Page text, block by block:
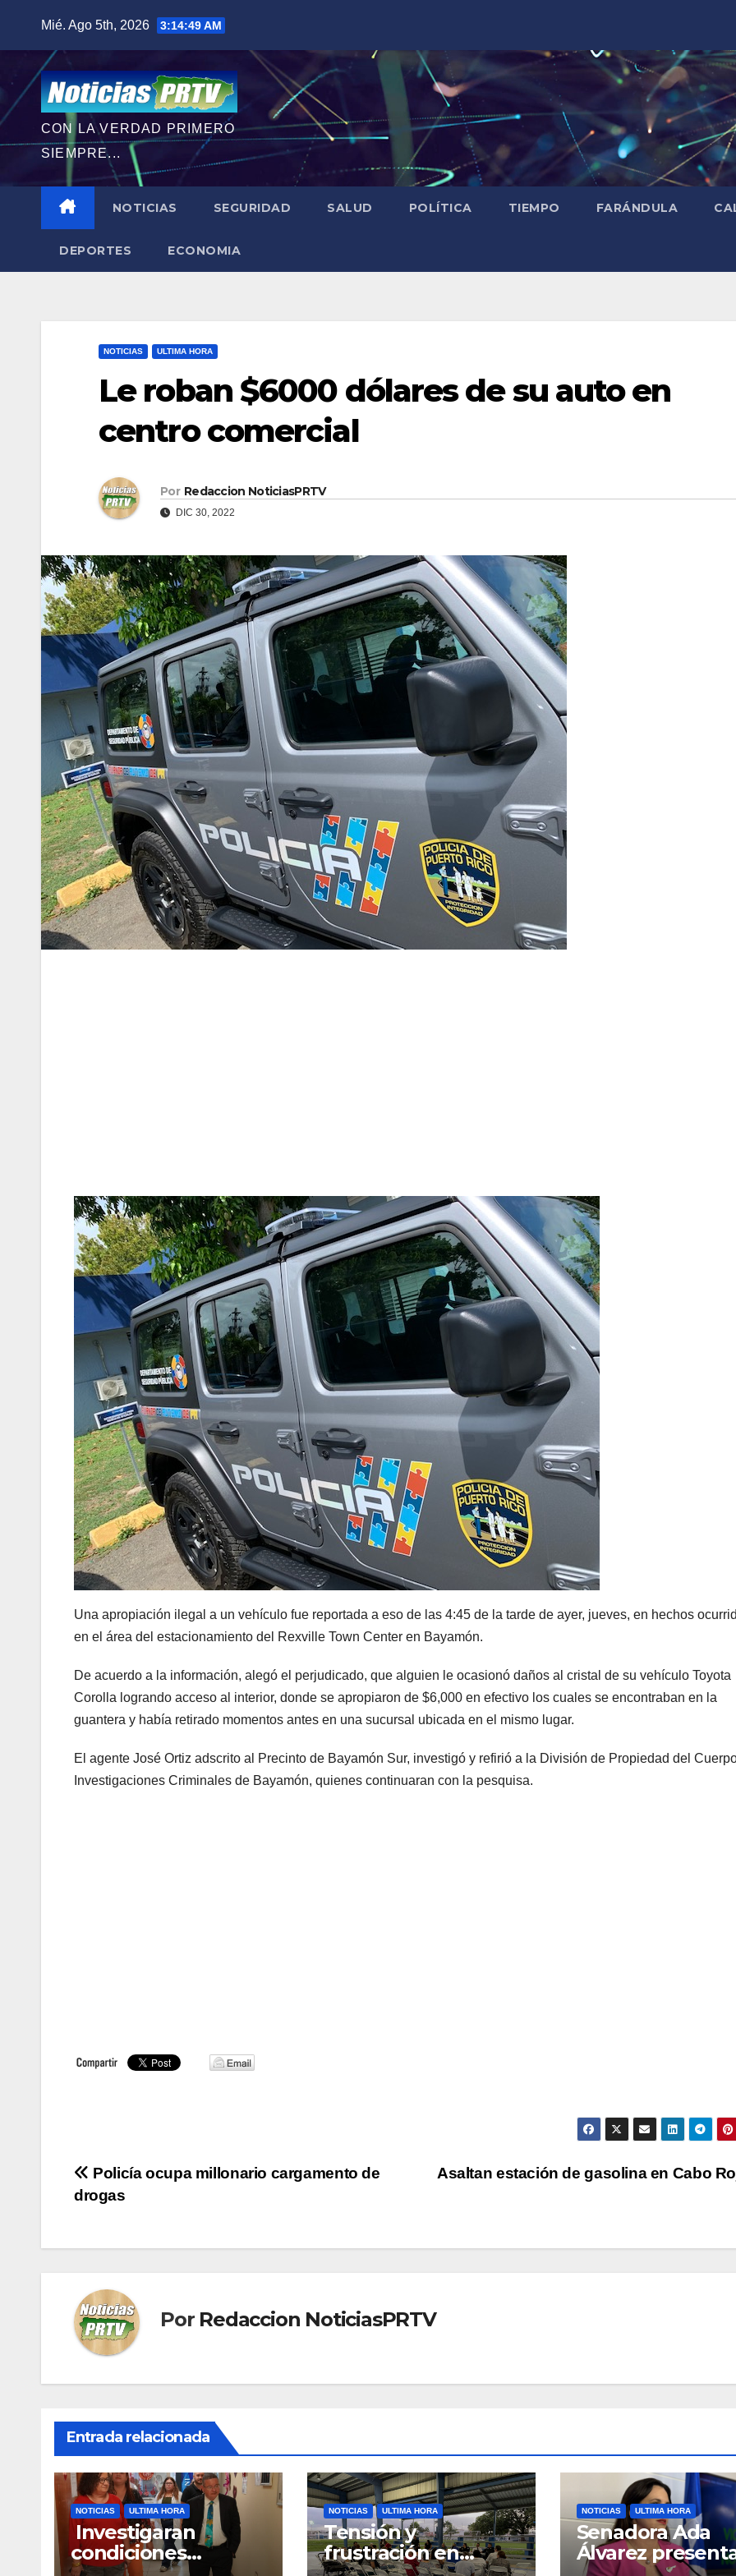
contenido
Mié. Ago 5th, 2026 3:14:50 AM
CON LA VERDAD PRIMERO
SIEMPRE...
NOTICIAS SEGURIDAD SALUD POLÍTICA TIEMPO FARÁNDULA
DEPORTES ECONOMIA
NOTICIAS ULTIMA HORA
Le roban $6000 dólares de su auto en
centro comercial
Por Redaccion NoticiasPRTV
DIC 30, 2022
Una apropiación ilegal a un vehículo fue reportada a eso de las 4:45 de la tarde de ayer, jueves, en hechos
en el área del estacionamiento del Rexville Town Center en Bayamón.
De acuerdo a la información, alegó el perjudicado, que alguien le ocasionó daños al cristal de su vehículo Toyota
Corolla logrando acceso al interior, donde se apropiaron de $6,000 en efectivo los cuales se encontraban en la
guantera y había retirado momentos antes en una sucursal ubicada en el mismo lugar.
El agente José Ortiz adscrito al Precinto de Bayamón Sur, investigó y refirió a la División de Propiedad del
Investigaciones Criminales de Bayamón, quienes continuaran con la pesquisa.
Navegación
de
entradas
Asaltan estación de gasolina en Cabo
Policía ocupa millonario cargamento de
drogas
Por Redaccion NoticiasPRTV
Entrada relacionada
NOTICIAS ULTIMA HORA
Investigaran
condiciones
NOTICIAS ULTIMA HORA
Tensión y
frustración en
NOTICIAS ULTIMA HORA
Senadora Ada
Álvarez